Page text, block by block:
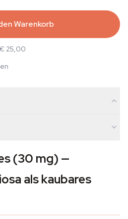
Warenkorb
25,00
(30 mg) —
als kaubares